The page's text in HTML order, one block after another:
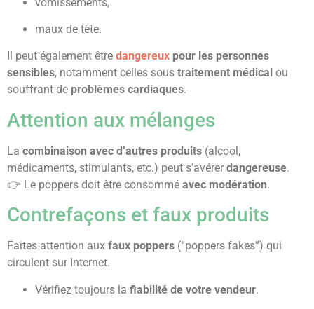
maux de tête.
Il peut également être dangereux pour les personnes
sensibles, notamment celles sous traitement médical ou
souffrant de problèmes cardiaques.
Attention aux mélanges
La combinaison avec d’autres produits (alcool,
médicaments, stimulants, etc.) peut s’avérer dangereuse.
👉 Le poppers doit être consommé avec modération.
Contrefaçons et faux produits
Faites attention aux faux poppers (“poppers fakes”) qui
circulent sur Internet.
Vérifiez toujours la fiabilité de votre vendeur.